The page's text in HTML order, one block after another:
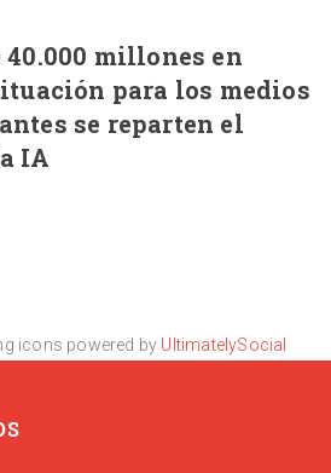
millones en
para los medios
se reparten el
IA
icons powered by UltimatelySocial